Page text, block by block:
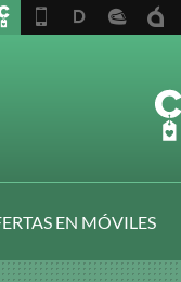
EN MÓVILES